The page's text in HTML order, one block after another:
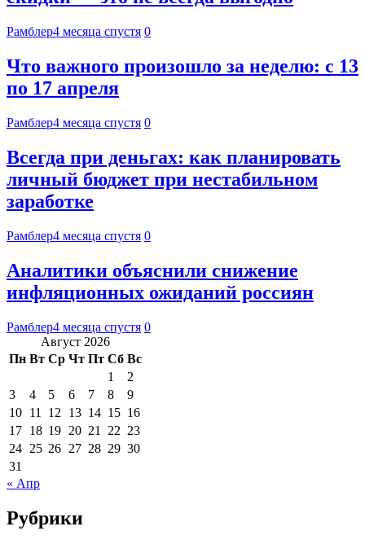
Рамблер4 месяца спустя 0
Что важного произошло за неделю: с 13
по 17 апреля
Рамблер4 месяца спустя 0
Всегда при деньгах: как планировать
личный бюджет при нестабильном
заработке
Рамблер4 месяца спустя 0
Аналитики объяснили снижение
инфляционных ожиданий россиян
Рамблер4 месяца спустя 0
Август 2026
Пн Вт Ср Чт Пт Сб Вс
1
2
3
4 5 6 7 8
9
10 11 12 13 14 15 16
17 18 19 20 21 22 23
24 25 26 27 28 29 30
31
« Апр
Рубрики